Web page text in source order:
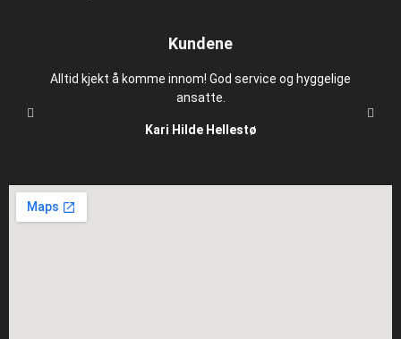
Kundene
Alltid kjekt å komme innom! God service og hyggelige
ansatte.
Kari Hilde Hellestø